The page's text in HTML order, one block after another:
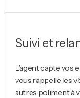
Suivi et
L’agent capte vos
vous rappelle les
autres poliment à